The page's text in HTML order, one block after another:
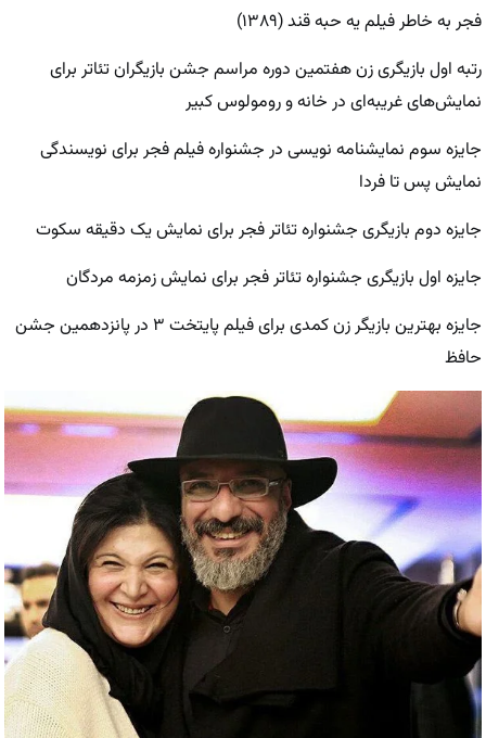
فجر به خاطر فیلم یه حبه قند (۱۳۸۹)
رتبه اول بازیگری زن هفتمین دوره مراسم جشن بازیگران تئاتر برای
نمایش‌های غریبه‌ای در خانه و رومولوس کبیر
جایزه سوم نمایشنامه نویسی در جشنواره فیلم فجر برای نویسندگی
نمایش پس تا فردا
جایزه دوم بازیگری جشنواره تئاتر فجر برای نمایش یک دقیقه سکوت
جایزه اول بازیگری جشنواره تئاتر فجر برای نمایش زمزمه مردگان
جایزه بهترین بازیگر زن کمدی برای فیلم پایتخت ۳ در پانزدهمین جشن
حافظ